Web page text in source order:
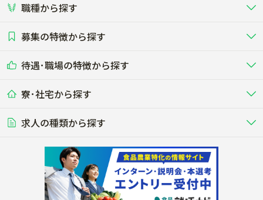
東海
短期アルバイト
その他（独立・副業など）
畜産（酪農･肉牛･養豚･養鶏など）
酪農
する牧場
養豚
る養豚場
レースで活躍する馬の手入れや子馬
その他畜産
その他動物の畜産業（羊、ウズラな
ど）
畑・圃場で野菜・穀物を生産 ビニールハウスで多様な野菜の生産
稲作
ビニールハウスで観賞用植物の栽
植物工場
環境制御された工場で野菜の生産管
理
農業資材･肥料
農場設備・肥料・飼料の生産・流
農業用の機械・機材の開発・販
流通･商社
農産物・農産品の物流・卸し・輸出
入
その他業種
木材の植林・伐採・加工、または
漁業･養殖
魚介類の採捕・養殖、または水産加
工場
職種から探す
農場･牧場･現場職
専門職（獣医師･人工授精師･
研究･開発 WEB･IT
その他職種
募集の特徴から探す
未経験歓迎
学歴不問
50代採用実績あり
AT免許OK
内定まで最短1週間 管理者･幹部採用
待遇･職場の特徴から探す
社会保険完備
食事補助あり
年間休日100日以上
経験者優遇 独立支援可能
寮･社宅から探す
単身寮あり
寮･社宅相談可
求人の種類から探す
転職おまかせ求人